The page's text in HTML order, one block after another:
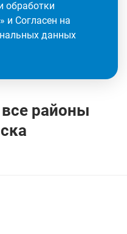
обработки
» и Согласен на
данных
районы